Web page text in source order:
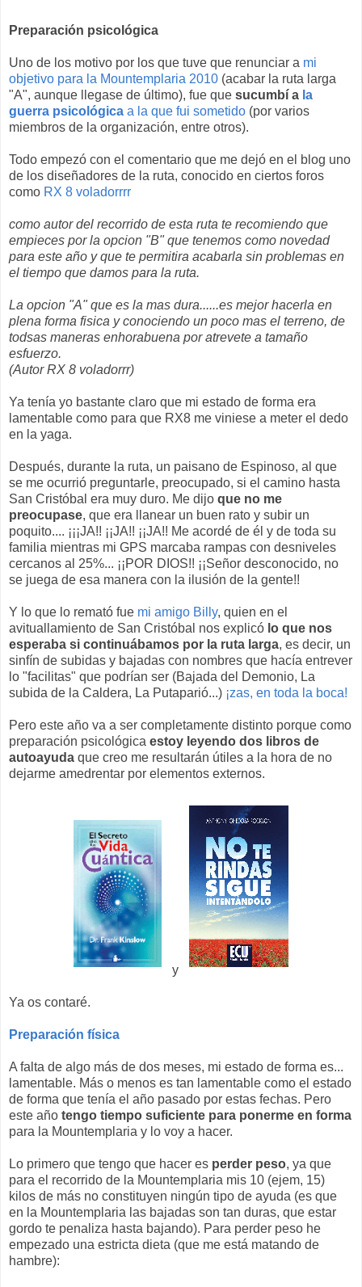
Preparación psicológica
Uno de los motivo por los que tuve que renunciar a mi
objetivo para la Mountemplaria 2010 (acabar la ruta larga
"A", aunque llegase de último), fue que sucumbí a la
guerra psicológica a la que fui sometido (por varios
miembros de la organización, entre otros).
Todo empezó con el comentario que me dejó en el blog uno
de los diseñadores de la ruta, conocido en ciertos foros
como RX 8 voladorrrr
como autor del recorrido de esta ruta te recomiendo que
empieces por la opcion "B" que tenemos como novedad
para este año y que te permitira acabarla sin problemas en
el tiempo que damos para la ruta.
La opcion "A" que es la mas dura......es mejor hacerla en
plena forma fisica y conociendo un poco mas el terreno, de
todsas maneras enhorabuena por atrevete a tamaño
esfuerzo.
(Autor RX 8 voladorrr)
Ya tenía yo bastante claro que mi estado de forma era
lamentable como para que RX8 me viniese a meter el dedo
en la yaga.
Después, durante la ruta, un paisano de Espinoso, al que
se me ocurrió preguntarle, preocupado, si el camino hasta
San Cristóbal era muy duro. Me dijo que no me
preocupase, que era llanear un buen rato y subir un
poquito.... ¡¡¡JA!! ¡¡JA!! ¡¡JA!! Me acordé de él y de toda su
familia mientras mi GPS marcaba rampas con desniveles
cercanos al 25%... ¡¡POR DIOS!! ¡¡Señor desconocido, no
se juega de esa manera con la ilusión de la gente!!
Y lo que lo remató fue mi amigo Billy, quien en el
avituallamiento de San Cristóbal nos explicó lo que nos
esperaba si continuábamos por la ruta larga, es decir, un
sinfín de subidas y bajadas con nombres que hacía entrever
lo "facilitas" que podrían ser (Bajada del Demonio, La
subida de la Caldera, La Putaparió...) ¡zas, en toda la boca!
Pero este año va a ser completamente distinto porque como
preparación psicológica estoy leyendo dos libros de
autoayuda que creo me resultarán útiles a la hora de no
dejarme amedrentar por elementos externos.
y
Ya os contaré.
Preparación física
A falta de algo más de dos meses, mi estado de forma es...
lamentable. Más o menos es tan lamentable como el estado
de forma que tenía el año pasado por estas fechas. Pero
este año tengo tiempo suficiente para ponerme en forma
para la Mountemplaria y lo voy a hacer.
Lo primero que tengo que hacer es perder peso, ya que
para el recorrido de la Mountemplaria mis 10 (ejem, 15)
kilos de más no constituyen ningún tipo de ayuda (es que
en la Mountemplaria las bajadas son tan duras, que estar
gordo te penaliza hasta bajando). Para perder peso he
empezado una estricta dieta (que me está matando de
hambre):